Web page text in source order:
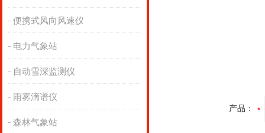
便携式风向风速仪
电力气象站
自动雪深监测仪
雨雾滴谱仪
森林气象站
产品：